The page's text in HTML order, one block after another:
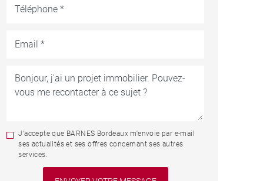
J'accepte que BARNES Bordeaux m'envoie par e-mail
ses actualités et ses offres concernant ses autres
services.